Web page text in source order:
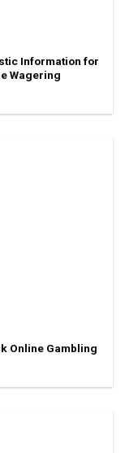
Information for
Wagering
Online Gambling